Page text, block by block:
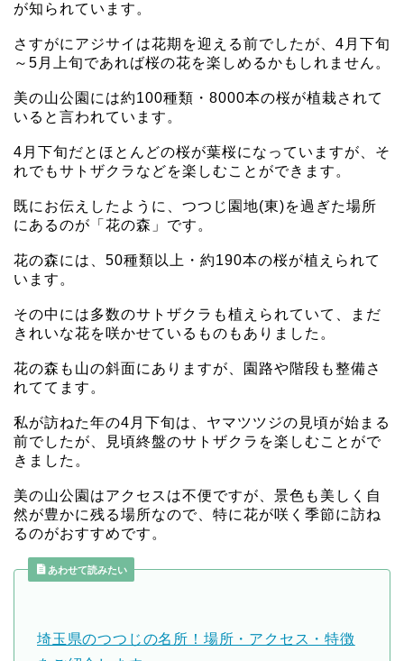
が知られています。
さすがにアジサイは花期を迎える前でしたが、4月下旬
～5月上旬であれば桜の花を楽しめるかもしれません。
美の山公園には約100種類・8000本の桜が植栽されて
いると言われています。
4月下旬だとほとんどの桜が葉桜になっていますが、そ
れでもサトザクラなどを楽しむことができます。
既にお伝えしたように、つつじ園地(東)を過ぎた場所
にあるのが「花の森」です。
花の森には、50種類以上・約190本の桜が植えられて
います。
その中には多数のサトザクラも植えられていて、まだ
きれいな花を咲かせているものもありました。
花の森も山の斜面にありますが、園路や階段も整備さ
れててます。
私が訪ねた年の4月下旬は、ヤマツツジの見頃が始まる
前でしたが、見頃終盤のサトザクラを楽しむことがで
きました。
美の山公園はアクセスは不便ですが、景色も美しく自
然が豊かに残る場所なので、特に花が咲く季節に訪ね
るのがおすすめです。
あわせて読みたい
埼玉県のつつじの名所！場所・アクセス・特徴